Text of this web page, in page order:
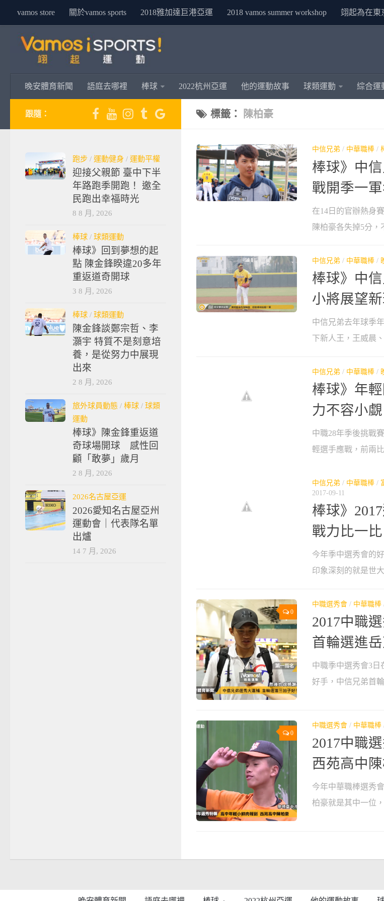
vamos store 關於vamos sports 2018雅加達巨港亞運 2018 vamos summer workshop 翊起為在東
晚安體育新聞 語庭去哪裡 棒球 2022杭州亞運 他的運動故事 球類運動 綜合運
標籤： 陳柏豪
中信兄弟 / 中華職棒 /
棒球》中
戰開季一
在14日的官辦熱身
陳柏豪各失掉5分，
中信兄弟 / 中華職棒 /
棒球》中
小將展望
中信兄弟去年球季
下新人王，王威晨
中信兄弟 / 中華職棒 /
棒球》年
力不容小覷
中職28年季後挑戰
輕選手應戰，前兩
中信兄弟 / 中華職棒 /
2017-09-11
棒球》
戰力比一比
今年季中選秀會的
印象深刻的就是世
0
中職選秀會 / 中華職棒
2017中職
首輪選進
中職季中選秀會3日
好手，中信兄弟首
0
中職選秀會 / 中華職棒
2017中職
西苑高中
今年中華職棒選秀
柏豪就是其中一位
跟隨：
跑步 / 運動健身 / 運動平權
迎接父親節 臺中下半
年路跑季開跑！ 邀全
民跑出幸福時光
8 8 月, 2026
棒球 / 球類運動
棒球》回到夢想的起
點 陳金鋒睽違20多年
重返道奇開球
3 8 月, 2026
棒球 / 球類運動
陳金鋒談鄭宗哲、李
灝宇 特質不是刻意培
養，是從努力中展現
出來
2 8 月, 2026
旅外球員動態 / 棒球 / 球類
運動
棒球》陳金鋒重返道
奇球場開球 感性回
顧「敢夢」歲月
2 8 月, 2026
2026名古屋亞運
2026愛知名古屋亞州
運動會｜代表隊名單
出爐
14 7 月, 2026